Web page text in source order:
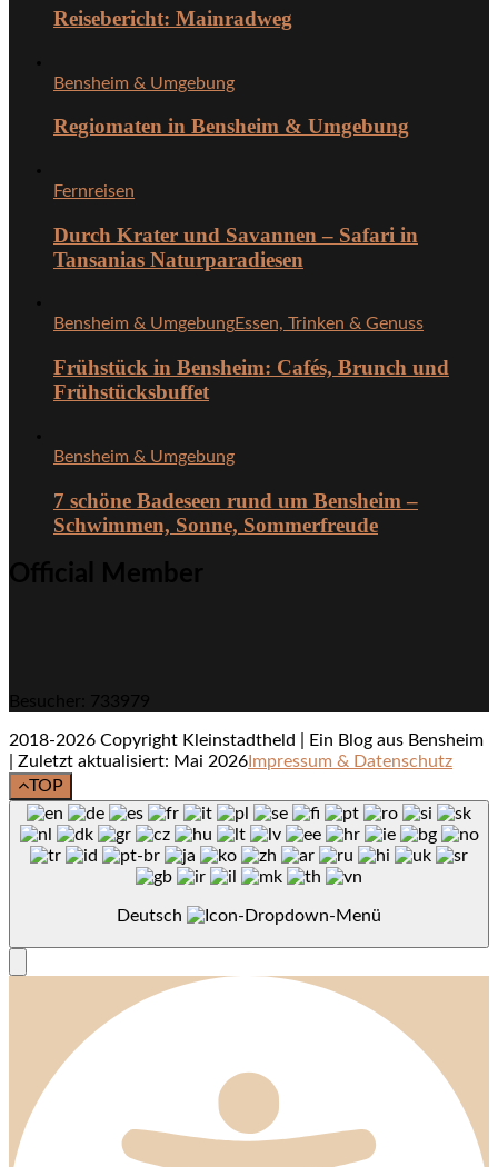
Reisebericht: Mainradweg
Bensheim & Umgebung
Regiomaten in Bensheim & Umgebung
Fernreisen
Durch Krater und Savannen – Safari in
Tansanias Naturparadiesen
Bensheim & UmgebungEssen, Trinken & Genuss
Frühstück in Bensheim: Cafés, Brunch und
Frühstücksbuffet
Bensheim & Umgebung
7 schöne Badeseen rund um Bensheim –
Schwimmen, Sonne, Sommerfreude
Official Member
Besucher: 733979
2018-2026 Copyright Kleinstadtheld | Ein Blog aus Bensheim
| Zuletzt aktualisiert: Mai 2026 Impressum & Datenschutz
TOP
Deutsch